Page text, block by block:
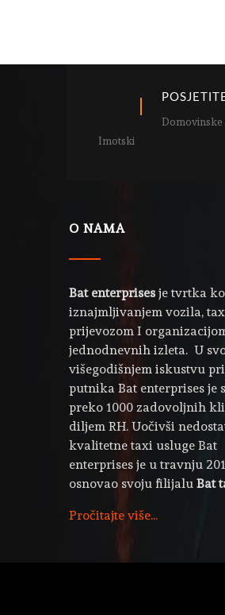
Domovinske
Imotski
O NAMA
Bat enterprises je tvrtka
iznajmljivanjem vozila,
prijevozom I
jednodnevnih izleta. U
višegodišnjem iskustvu
putnika Bat enterprises je
preko 1000 zadovoljnih
diljem RH. Uočivši
kvalitetne taxi usluge Bat
enterprises je u travnju
osnovao svoju filijalu Bat
Pročitajte više...